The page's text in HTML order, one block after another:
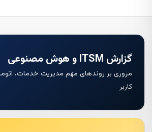
گزارش ITSM و هوش مصنوعی
مروری بر روندهای مهم مدیریت خدمات،
کاربر